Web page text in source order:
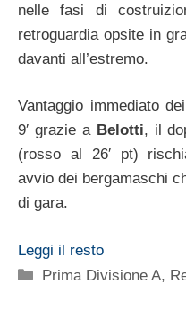
nelle fasi di
retroguardia opsite in
davanti all’estremo.
Vantaggio immediato
9′ grazie a Belotti, il
(rosso al 26′ pt)
avvio dei bergamaschi
di gara.
Leggi il resto
Categorie
Prima Divisione A,